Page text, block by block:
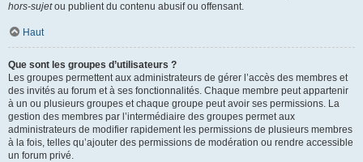
hors-sujetou publient du contenu abusif ou offensant.
Haut
Que sont les groupes d’utilisateurs ?
Les groupes permettent aux administrateurs de gérer l’accès des membres et
des invités au forum et à ses fonctionnalités. Chaque membre peut appartenir
à un ou plusieurs groupes et chaque groupe peut avoir ses permissions. La
gestion des membres par l’intermédiaire des groupes permet aux
administrateurs de modifier rapidement les permissions de plusieurs membres
à la fois, telles qu’ajouter des permissions de modération ou rendre accessible
un forum privé.